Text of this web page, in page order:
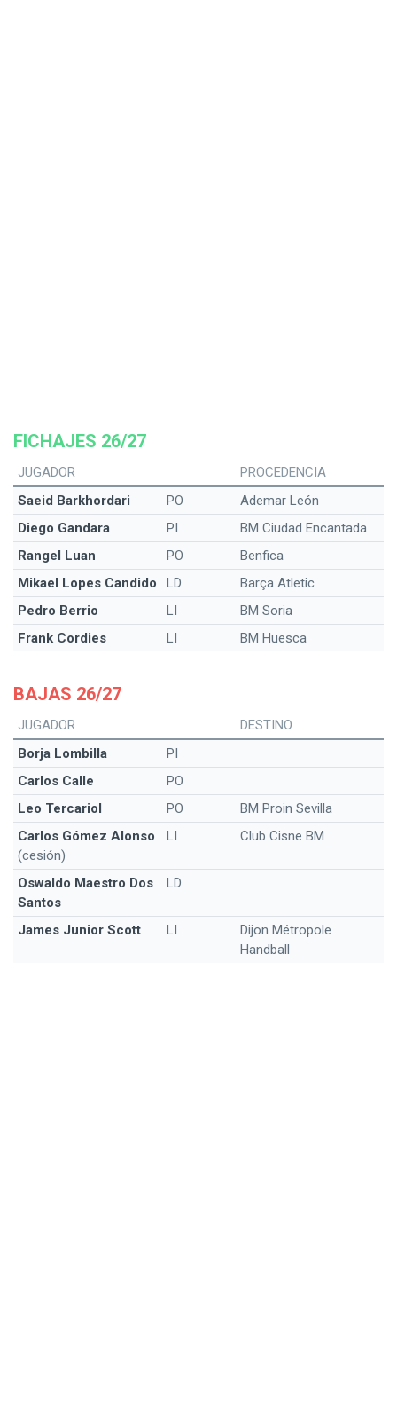
FICHAJES 26/27
JUGADOR
PROCEDENCIA
Saeid Barkhordari
PO
Ademar León
Diego Gandara
PI
BM Ciudad Encantada
Rangel Luan
PO
Benfica
Mikael Lopes Candido
LD
Barça Atletic
Pedro Berrio
LI
BM Soria
Frank Cordies
LI BM Huesca
BAJAS 26/27
JUGADOR
DESTINO
Borja Lombilla
PI
Carlos Calle
PO
Leo Tercariol
PO
BM Proin Sevilla
Carlos Gómez Alonso
(cesión)
LI Club Cisne BM
Oswaldo Maestro Dos
Santos
LD
James Junior Scott LI
Dijon Métropole
Handball